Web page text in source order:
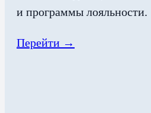
и программы лояльности.
Перейти →